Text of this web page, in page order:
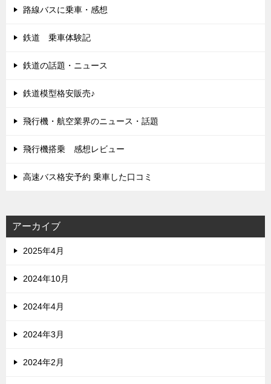
路線バスに乗車・感想
鉄道 乗車体験記
鉄道の話題・ニュース
鉄道模型格安販売♪
飛行機・航空業界のニュース・話題
飛行機搭乗 感想レビュー
高速バス格安予約 乗車した口コミ
アーカイブ
2025年4月
2024年10月
2024年4月
2024年3月
2024年2月